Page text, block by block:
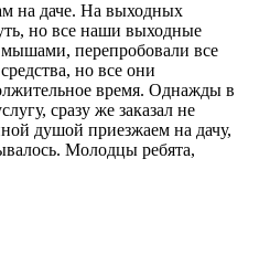
на даче. На выходных
но все наши выходные
перепробовали все
но все они
время. Однажды в
сразу же заказал не
душой приезжаем на дачу,
Молодцы ребята,